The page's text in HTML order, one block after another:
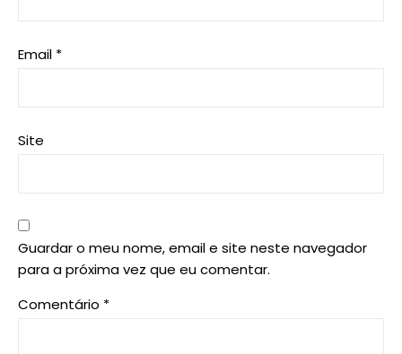
Email *
Site
Guardar o meu nome, email e site neste navegador
para a próxima vez que eu comentar.
Comentário *